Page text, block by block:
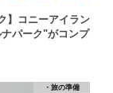
】コニーアイラン
ナパーク"がコンプ
・旅の準備